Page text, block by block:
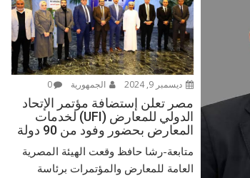
ديسمبر 9, 2024 الجمهورية 0
مصر تعلن إستضافة مؤتمر الإتحاد
الدولي للمعارض (UFI) لخدمات
المعارض بحضور وفود من 90 دولة
متابعة-رشا حافظ وقعت الهيئة المصرية
العامة للمعارض والمؤتمرات برئاسة